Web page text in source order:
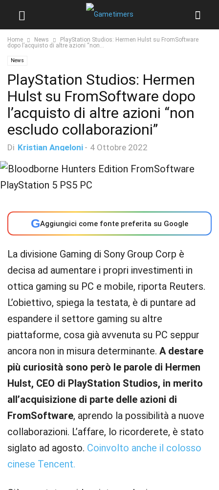
Home News
PlayStation Studios: Hermen Hulst su FromSoftware
dopo l’acquisto di altre azioni “non...
News
PlayStation Studios: Hermen
Hulst su FromSoftware dopo
l’acquisto di altre azioni “non
escludo collaborazioni”
Di Kristian Angeloni - 4 Ottobre 2022
GAggiungici come fonte preferita su Google
La divisione Gaming di Sony Group Corp è
decisa ad aumentare i propri investimenti in
ottica gaming su PC e mobile, riporta Reuters.
L’obiettivo, spiega la testata, è di puntare ad
espandere il settore gaming su altre
piattaforme, cosa già avvenuta su PC seppur
ancora non in misura determinante. A destare
più curiosità sono però le parole di Hermen
Hulst, CEO di PlayStation Studios, in merito
all’acquisizione di parte delle azioni di
FromSoftware, aprendo la possibilità a nuove
collaborazioni. L’affare, lo ricorderete, è stato
siglato ad agosto. Coinvolto anche il colosso
cinese Tencent.